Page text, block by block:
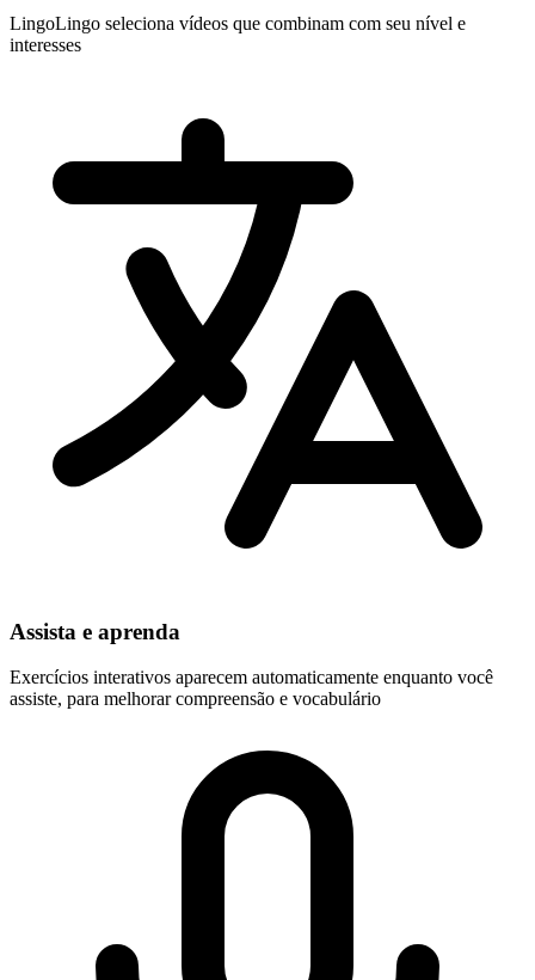
LingoLingo seleciona vídeos que combinam com seu nível e
interesses
Assista e aprenda
Exercícios interativos aparecem automaticamente enquanto você
assiste, para melhorar compreensão e vocabulário